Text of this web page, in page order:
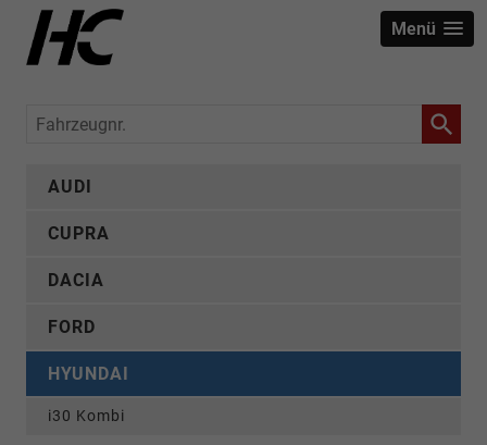
Menü
Fahrzeugnr.
AUDI
CUPRA
DACIA
FORD
HYUNDAI
i30 Kombi